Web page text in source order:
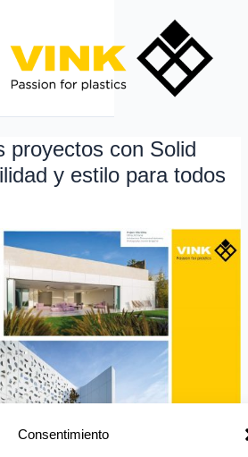
Consentimiento
proyectos con Solid
y estilo para todos